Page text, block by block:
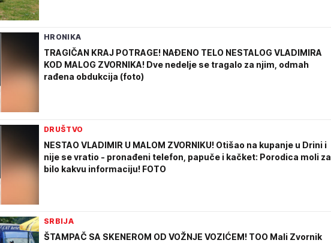
HRONIKA
TRAGIČAN KRAJ POTRAGE! NAĐENO TELO NESTALOG VLADIMIRA
KOD MALOG ZVORNIKA! Dve nedelje se tragalo za njim, odmah
rađena obdukcija (foto)
DRUŠTVO
NESTAO VLADIMIR U MALOM ZVORNIKU! Otišao na kupanje u Drini i
nije se vratio - pronađeni telefon, papuče i kačket: Porodica moli za
bilo kakvu informaciju! FOTO
SRBIJA
ŠTAMPAČ SA SKENEROM OD VOŽNJE VOZIĆEM! TOO Mali Zvornik